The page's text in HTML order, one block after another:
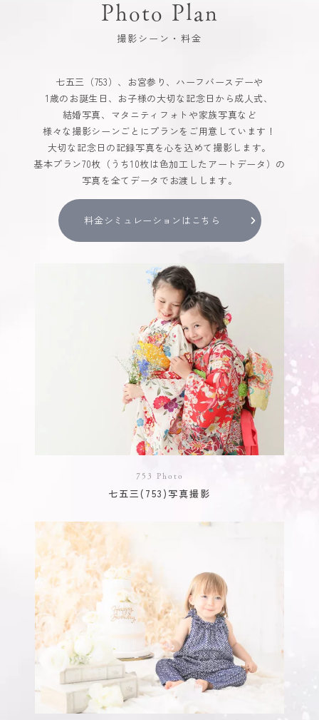
Photo Plan
撮影シーン・料金
七五三（753）、お宮参り、ハーフバースデーや
1歳のお誕生日、お子様の大切な記念日から成人式、
結婚写真、マタニティフォトや家族写真など
様々な撮影シーンごとにプランをご用意しています！
大切な記念日の記録写真を心を込めて撮影します。
基本プラン70枚（うち10枚は色加工したアートデータ）の
写真を全てデータでお渡しします。
料金シミュレーションはこちら
753 Photo
七五三(753)写真撮影